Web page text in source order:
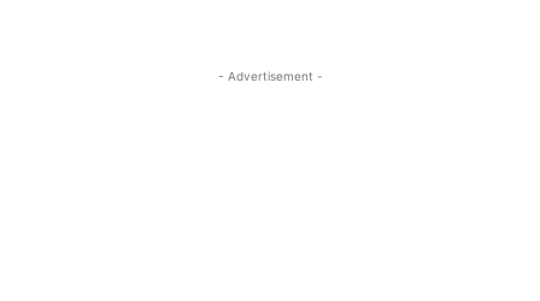
- Advertisement -